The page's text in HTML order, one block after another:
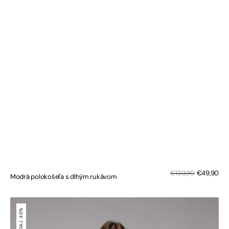
Modrá polokošeľa s dlhým rukávom
Bežná
€139,90 €49,90
sveter
40%